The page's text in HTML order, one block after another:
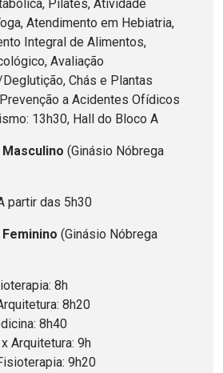
Pilates, Atividade
Atendimento em Hebiatria,
Integral de Alimentos,
Avaliação
Chás e Plantas
a Acidentes Ofídicos
13h30, Hall do Bloco A
(Ginásio Nóbrega
partir das 5h30
(Ginásio Nóbrega
8h
8h20
8h40
Arquitetura: 9h
9h20